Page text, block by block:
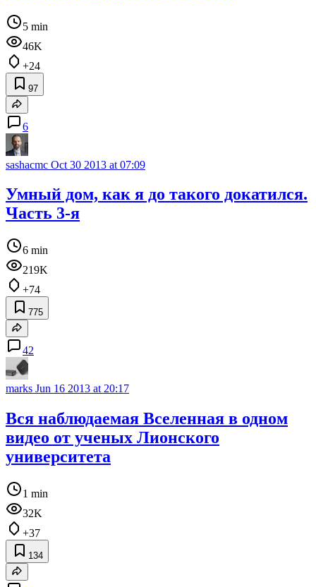
5 min
46K
+24
97
6
sashacmc Oct 30 2013 at 07:09
Умный дом, как я до такого докатился.
Часть 3-я
6 min
219K
+74
775
42
marks Jun 16 2013 at 20:17
Вся наблюдаемая Вселенная в одном
видео от ученых Лионского
университета
1 min
32K
+37
134